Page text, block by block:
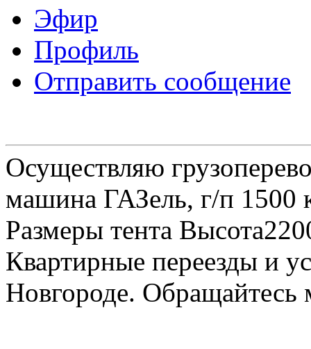
Эфир
Профиль
Отправить сообщение
Осуществляю
машина ГАЗель, г/п 1500
Размеры тента
Квартирные переезды и
Новгороде.